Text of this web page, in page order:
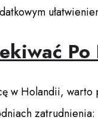
w Holandii,
zatrudnienia: